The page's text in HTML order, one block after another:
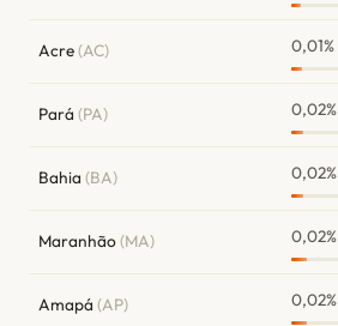
Acre(AC) 0,01%
Pará (PA) 0,02%
Bahia (BA) 0,02%
Maranhão(MA) 0,02%
Amapá (AP) 0,02%